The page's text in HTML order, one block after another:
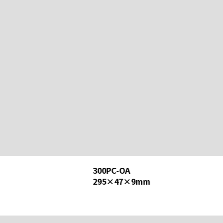
300PC-OA
295×47×9mm